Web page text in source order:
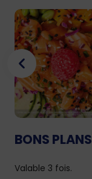
BONS PLANS
Valable 3 fois.